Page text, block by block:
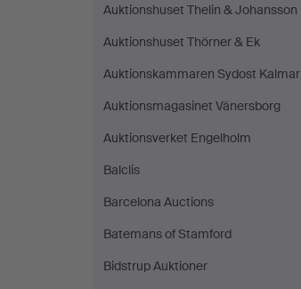
Auktionshuset Thelin & Johansson
Auktionshuset Thörner & Ek
Auktionskammaren Sydost Kalmar
Auktionsmagasinet Vänersborg
Auktionsverket Engelholm
Balclis
Barcelona Auctions
Batemans of Stamford
Bidstrup Auktioner